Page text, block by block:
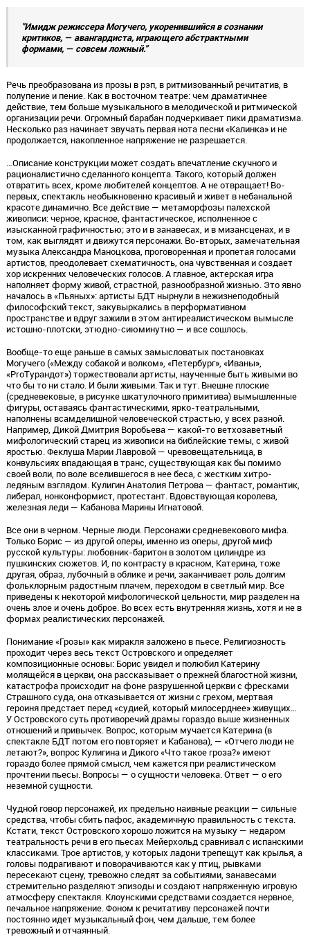
"Имидж режиссера Могучего, укоренившийся в сознании
критиков, — авангардиста, играющего абстрактными
формами, — совсем ложный."
Речь преобразована из прозы в рэп, в ритмизованный речитатив, в
полупение и пение. Как в восточном театре: чем драматичнее
действие, тем больше музыкального в мелодической и ритмической
организации речи. Огромный барабан подчеркивает пики драматизма.
Несколько раз начинает звучать первая нота песни «Калинка» и не
продолжается, накопленное напряжение не разрешается.
…Описание конструкции может создать впечатление скучного и
рационалистично сделанного концепта. Такого, который должен
отвратить всех, кроме любителей концептов. А не отвращает! Во-
первых, спектакль необыкновенно красивый и живет в небанальной
красоте динамично. Все действие — метаморфозы палехской
живописи: черное, красное, фантастическое, исполненное с
изысканной графичностью; это и в занавесах, и в мизансценах, и в
том, как выглядят и движутся персонажи. Во-вторых, замечательная
музыка Александра Маноцкова, проговоренная и пропетая голосами
артистов, преодолевает схематичность, она чувственная и создает
хор искренних человеческих голосов. А главное, актерская игра
наполняет форму живой, страстной, разнообразной жизнью. Это явно
началось в «Пьяных»: артисты БДТ нырнули в нежизнеподобный
философский текст, закувыркались в перформативном
пространстве и вдруг зажили в этом антиреалистическом вымысле
истошно-плотски, этюдно-сиюминутно — и все сошлось.
Вообще-то еще раньше в самых замысловатых постановках
Могучего («Между собакой и волком», «Петербург», «Иваны»,
«ProТурандот») торжествовали артисты, наученные быть живыми во
что бы то ни стало. И были живыми. Так и тут. Внешне плоские
(средневековые, в рисунке шкатулочного примитива) вымышленные
фигуры, оставаясь фантастическими, ярко-театральными,
наполнены всамделишной человеческой страстью, у всех разной.
Например, Дикой Дмитрия Воробьева — какой-то ветхозаветный
мифологический старец из живописи на библейские темы, с живой
яростью. Феклуша Марии Лавровой — чревовещательница, в
конвульсиях впадающая в транс, существующая как бы помимо
своей воли, по воле вселившегося в нее беса, с жестким хитро-
ледяным взглядом. Кулигин Анатолия Петрова — фантаст, романтик,
либерал, нонконформист, протестант. Вдовствующая королева,
железная леди — Кабанова Марины Игнатовой.
Все они в черном. Черные люди. Персонажи средневекового мифа.
Только Борис — из другой оперы, именно из оперы, другой миф
русской культуры: любовник-баритон в золотом цилиндре из
пушкинских сюжетов. И, по контрасту в красном, Катерина, тоже
другая, образ, лубочный в облике и речи, заканчивает роль долгим
фольклорным радостным плачем, переходом в светлый мир. Все
приведены к некоторой мифологической цельности, мир разделен на
очень злое и очень доброе. Во всех есть внутренняя жизнь, хотя и не в
формах реалистических персонажей.
Понимание «Грозы» как миракля заложено в пьесе. Религиозность
проходит через весь текст Островского и определяет
композиционные основы: Борис увидел и полюбил Катерину
молящейся в церкви, она рассказывает о прежней благостной жизни,
катастрофа происходит на фоне разрушенной церкви с фресками
Страшного суда, она отказывается от жизни с грехом, мертвая
героиня предстает перед «судией, который милосерднее» живущих…
У Островского суть противоречий драмы гораздо выше жизненных
отношений и привычек. Вопрос, которым мучается Катерина (в
спектакле БДТ потом его повторяет и Кабанова), — «Отчего люди не
летают?», вопрос Кулигина и Дикого «Что такое гроза?» имеют
гораздо более прямой смысл, чем кажется при реалистическом
прочтении пьесы. Вопросы — о сущности человека. Ответ — о его
неземной сущности.
Чудной говор персонажей, их предельно наивные реакции — сильные
средства, чтобы сбить пафос, академичную правильность с текста.
Кстати, текст Островского хорошо ложится на музыку — недаром
театральность речи в его пьесах Мейерхольд сравнивал с испанскими
классиками. Трое артистов, у которых ладони трепещут как крылья, а
головы подрагивают и поворачиваются как у птиц, рывками
пересекают сцену, тревожно следят за событиями, занавесами
стремительно разделяют эпизоды и создают напряженную игровую
атмосферу спектакля. Клоунскими средствами создается нервное,
печальное напряжение. Фоном к речитативу персонажей почти
постоянно идет музыкальный фон, чем дальше, тем более
тревожный и отчаянный.